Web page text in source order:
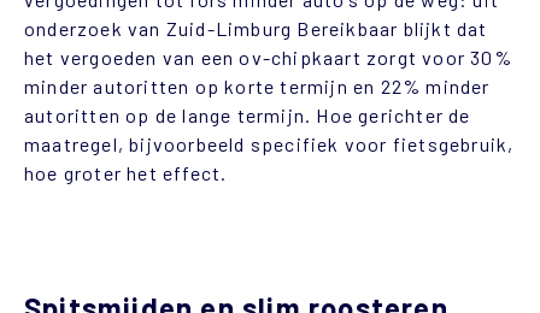
onderzoek van Zuid-Limburg Bereikbaar blijkt dat
het vergoeden van een ov-chipkaart zorgt voor 30%
minder autoritten op korte termijn en 22% minder
autoritten op de lange termijn. Hoe gerichter de
maatregel, bijvoorbeeld specifiek voor fietsgebruik,
hoe groter het effect.